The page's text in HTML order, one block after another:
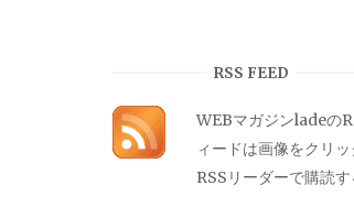
RSS FEED
WEBマガジンladeの
ィードは画像をクリッ
RSSリーダーで購読す